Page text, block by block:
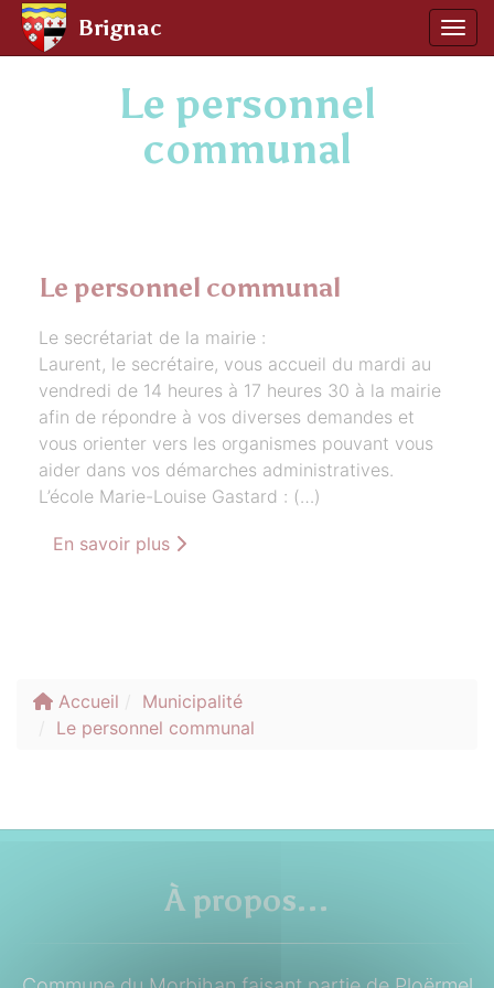
Brignac
Le personnel
communal
Le personnel communal
Le secrétariat de la mairie :
Laurent, le secrétaire, vous accueil du mardi au
vendredi de 14 heures à 17 heures 30 à la mairie
afin de répondre à vos diverses demandes et
vous orienter vers les organismes pouvant vous
aider dans vos démarches administratives.
L’école Marie-Louise Gastard : (…)
En savoir plus
Accueil
Municipalité
Le personnel communal
À propos...
Panneau de gestion des cookies